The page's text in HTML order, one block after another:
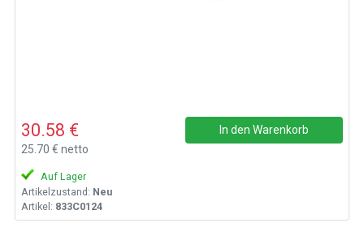
30.58 €
25.70 € netto
In den Warenkorb
Auf Lager
Artikelzustand: Neu
Artikel: 833C0124